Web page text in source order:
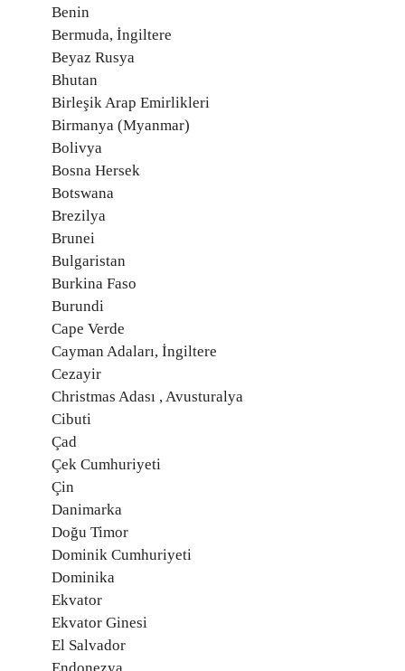
Benin
Bermuda, İngiltere
Beyaz Rusya
Bhutan
Birleşik Arap Emirlikleri
Birmanya (Myanmar)
Bolivya
Bosna Hersek
Botswana
Brezilya
Brunei
Bulgaristan
Burkina Faso
Burundi
Cape Verde
Cayman Adaları, İngiltere
Cezayir
Christmas Adası , Avusturalya
Cibuti
Çad
Çek Cumhuriyeti
Çin
Danimarka
Doğu Timor
Dominik Cumhuriyeti
Dominika
Ekvator
Ekvator Ginesi
El Salvador